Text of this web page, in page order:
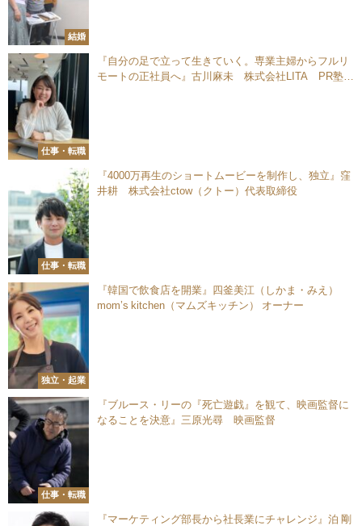
結婚
仕事・転職
『自分の足で立って生きていく。専業主婦からフルリ
モートの正社員へ』古川麻未 株式会社LITA PR塾事
仕事・転職
『4000万再生のショートムービーを制作し、独立』窪
井耕 株式会社ctow（クトー）代表取締役
独立・起業
『韓国で飲食店を開業』四釜美江（しかま・みえ）
mom’s kitchen（マムズキッチン） オーナー
仕事・転職
『ブルース・リーの『死亡遊戯』を観て、映画監督に
なることを決意』三原光尋 映画監督
『マーケティング部長から社長業にチャレンジ』泊 剛